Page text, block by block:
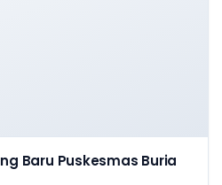
Baru Puskesmas Buria